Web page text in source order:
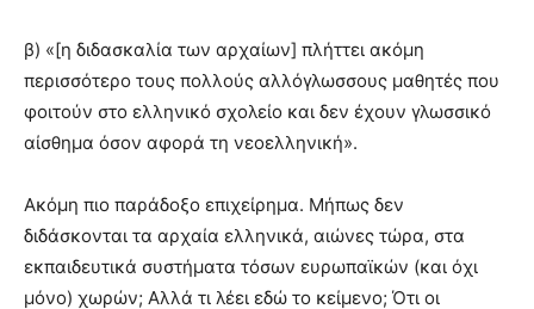
β) «[η διδασκαλία των αρχαίων] πλήττει ακόμη
περισσότερο τους πολλούς αλλόγλωσσους μαθητές που
φοιτούν στο ελληνικό σχολείο και δεν έχουν γλωσσικό
αίσθημα όσον αφορά τη νεοελληνική».
Ακόμη πιο παράδοξο επιχείρημα. Μήπως δεν
διδάσκονται τα αρχαία ελληνικά, αιώνες τώρα, στα
εκπαιδευτικά συστήματα τόσων ευρωπαϊκών (και όχι
μόνο) χωρών; Αλλά τι λέει εδώ το κείμενο; Ότι οι